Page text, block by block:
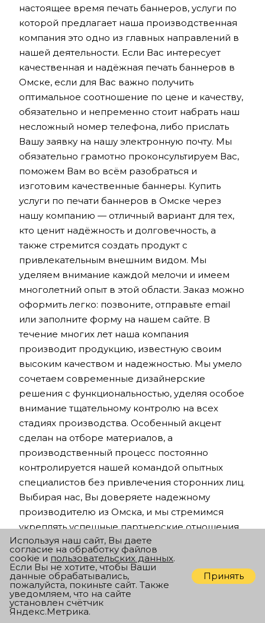
настоящее время печать баннеров, услуги по
которой предлагает наша производственная
компания это одно из главных направлений в
нашей деятельности. Если Вас интересует
качественная и надёжная печать баннеров в
Омске, если для Вас важно получить
оптимальное соотношение по цене и качеству,
обязательно и непременно стоит набрать наш
несложный номер телефона, либо прислать
Вашу заявку на нашу электронную почту. Мы
обязательно грамотно проконсультируем Вас,
поможем Вам во всём разобраться и
изготовим качественные баннеры. Купить
услуги по печати баннеров в Омске через
нашу компанию — отличный вариант для тех,
кто ценит надёжность и долговечность, а
также стремится создать продукт с
привлекательным внешним видом. Мы
уделяем внимание каждой мелочи и имеем
многолетний опыт в этой области. Заказ можно
оформить легко: позвоните, отправьте email
или заполните форму на нашем сайте. В
течение многих лет наша компания
производит продукцию, известную своим
высоким качеством и надежностью. Мы умело
сочетаем современные дизайнерские
решения с функциональностью, уделяя особое
внимание тщательному контролю на всех
стадиях производства. Особенный акцент
сделан на отборе материалов, а
производственный процесс постоянно
контролируется нашей командой опытных
специалистов без привлечения сторонних лиц.
Выбирая нас, Вы доверяете надежному
производителю из Омска, и мы стремимся
укреплять успешные партнерские отношения,
чтобы превосходить Ваши ожидания. Мы
делаем акцент на соотношении цены и
надёжности, и покупатели подтверждают, что
отличные характеристики не обязательно
требуют больших затрат. Когда вы ищете
продукцию премиального уровня по
Используя наш сайт, Вы даете
согласие на обработку файлов
cookie и пользовательских данных.
Если Вы не хотите, чтобы Ваши
данные обрабатывались,
пожалуйста, покиньте сайт. Также
уведомляем, что на сайте
установлен счётчик
Яндекс.Метрика.
Принять